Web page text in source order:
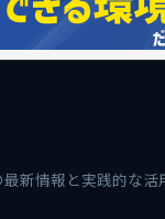
最新情報と実践的な活